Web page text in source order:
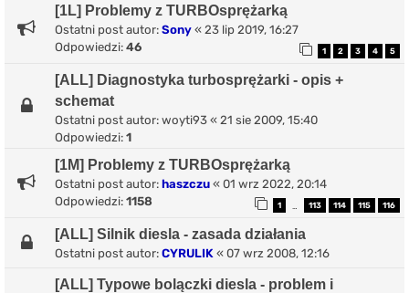
[1L] Problemy z TURBOsprężarką
Ostatni post autor: Sony « 23 lip 2019, 16:27
Odpowiedzi: 46 1 2 3 4 5
[ALL] Diagnostyka turbosprężarki - opis +
schemat
Ostatni post autor: woyti93 « 21 sie 2009, 15:40
Odpowiedzi: 1
[1M] Problemy z TURBOsprężarką
Ostatni post autor: haszczu « 01 wrz 2022, 20:14
Odpowiedzi: 1158 1 113 114 115 116
[ALL] Silnik diesla - zasada działania
Ostatni post autor: CYRULIK « 07 wrz 2008, 12:16
[ALL] Typowe bolączki diesla - problem i